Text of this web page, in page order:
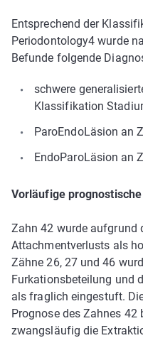
Entsprechend der
Periodontology4 wurde
Befunde folgende
schwere
Klassifikation
Paro­Endo­Läsion an
Endo­Paro­Läsion an
Vorläufige
Zahn 42 wurde aufgrund
Attachmentverlusts als
Zähne 26, 27 und 46
Furkationsbeteilung und
als fraglich eingestuft.
Prognose des Zahnes
zwangsläufig die